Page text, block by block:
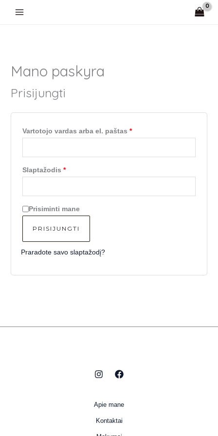
Mano paskyra
Prisijungti
Vartotojo vardas arba el. paštas *
Slaptažodis *
Prisiminti mane
PRISIJUNGTI
Praradote savo slaptažodį?
Apie mane
Kontaktai